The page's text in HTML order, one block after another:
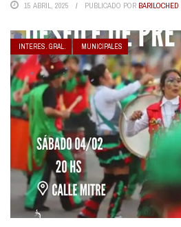
15 ABRIL, 2025 PUBLICADO POR BARILOCHED
INTERES. GRAL. MUNICIPALES